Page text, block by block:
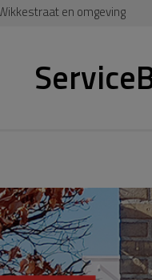
en omgeving